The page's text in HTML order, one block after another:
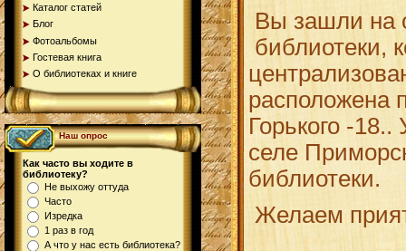
Каталог статей
Блог
Фотоальбомы
Гостевая книга
О библиотеках и книге
Наш опрос
Как часто вы ходите в
библиотеку?
Не выхожу оттуда
Часто
Изредка
1 раз в год
А что у нас есть библиотека?
Вы зашли на
библиотеки,
расположена
Горького -
селе
библиотеки.
Желаем